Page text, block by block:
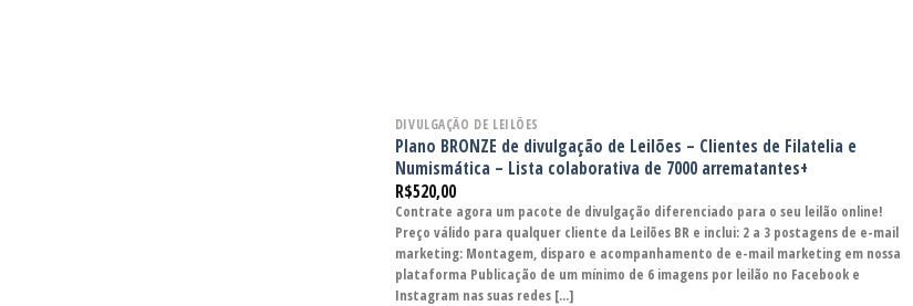
DIVULGAÇÃO DE LEILÕES
Plano BRONZE de divulgação de Leilões – Clientes de Filatelia e
Numismática – Lista colaborativa de 7000 arrematantes+
R$520,00
Contrate agora um pacote de divulgação diferenciado para o seu leilão online!
Preço válido para qualquer cliente da Leilões BR e inclui: 2 a 3 postagens de e-mail
marketing: Montagem, disparo e acompanhamento de e-mail marketing em nossa
plataforma Publicação de um mínimo de 6 imagens por leilão no Facebook e
Instagram nas suas redes [...]